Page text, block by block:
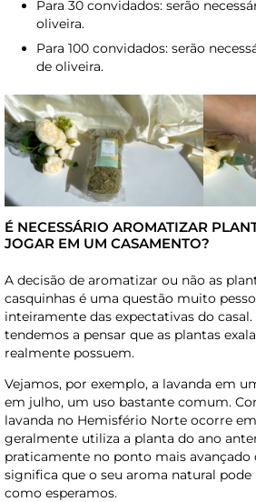
Para 30 convidados: serão
oliveira.
Para 100 convidados: serão
de oliveira.
É NECESSÁRIO AROMATIZAR
JOGAR EM UM CASAMENTO?
A decisão de aromatizar ou não as
casquinhas é uma questão muito
inteiramente das expectativas do
tendemos a pensar que as plantas
realmente possuem.
Vejamos, por exemplo, a lavanda em
em julho, um uso bastante comum.
lavanda no Hemisfério Norte ocorre
geralmente utiliza a planta do ano
praticamente no ponto mais avançado
significa que o seu aroma natural
como esperamos.